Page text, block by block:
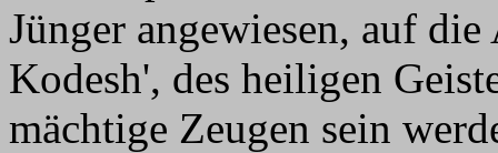
Jünger angewiesen, auf
Kodesh', des heiligen
mächtige Zeugen sein